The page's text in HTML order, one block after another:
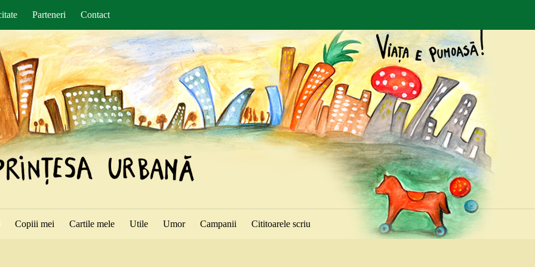
Parteneri Contact
Copiii mei Cartile mele Utile Umor Campanii Cititoarele scriu